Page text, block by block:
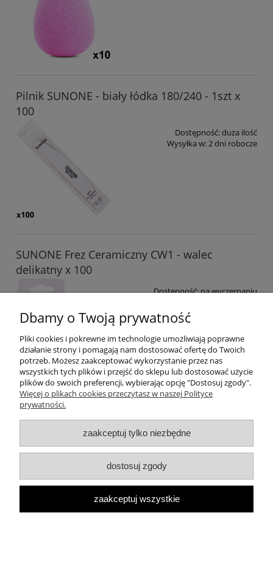
Pilnik SUNONE - biały łódka 180/240 - 1szt x
100
Dostępność:duża ilość
Wysyłka w: 2 dni robocze
SUNONE Frez Ceramiczny CW1 - walec
delikatny x 100
Dostępność:na wyczerpaniu
Etui na 30 lakierów x 54
Wysyłka w:
Dbamy o Twoją prywatność
Pliki cookies i pokrewne im technologie umożliwiają poprawne
działanie strony i pomagają nam dostosować ofertę do Twoich
potrzeb. Możesz zaakceptować wykorzystanie przez nas
wszystkich tych plików i przejść do sklepu lub dostosować użycie
plików do swoich preferencji, wybierając opcję "Dostosuj zgody".
Więcej o plikach cookies przeczytasz w naszej Polityce
prywatności.
zaakceptuj tylko niezbędne
dostosuj zgody
zaakceptuj wszystkie